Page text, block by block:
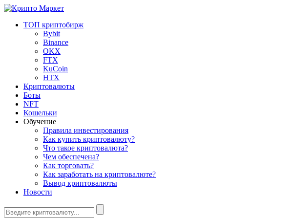
ТОП криптобирж
Bybit
Binance
OKX
FTX
KuCoin
HTX
Криптовалюты
Боты
NFT
Кошельки
Обучение
Правила инвестирования
Как купить криптовалюту?
Что такое криптовалюта?
Чем обеспечена?
Как торговать?
Как заработать на криптовалюте?
Вывод криптовалюты
Новости